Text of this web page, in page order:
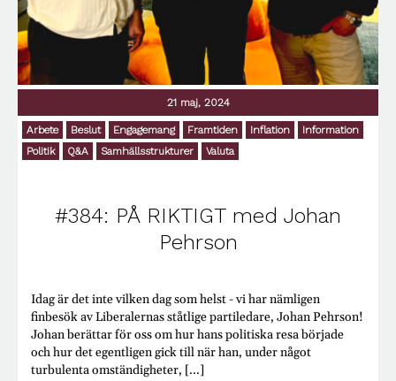
21 maj, 2024
Arbete Beslut Engagemang Framtiden Inflation
Information
Politik
Q&A Samhällsstrukturer Valuta
#384: PÅ RIKTIGT med Johan
Pehrson
Idag är det inte vilken dag som helst - vi har nämligen
finbesök av Liberalernas ståtlige partiledare, Johan Pehrson!
Johan berättar för oss om hur hans politiska resa började
och hur det egentligen gick till när han, under något
turbulenta omständigheter, [...]